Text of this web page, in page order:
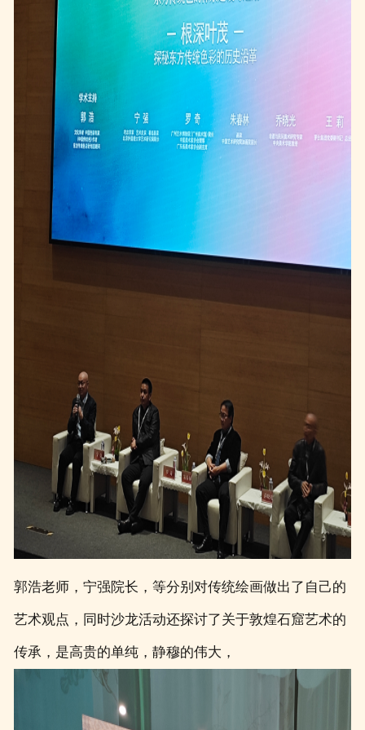
郭浩老师，宁强院长，等分别对传统绘画做出了自己的
艺术观点，同时沙龙活动还探讨了关于敦煌石窟艺术的
传承，是高贵的单纯，静穆的伟大，